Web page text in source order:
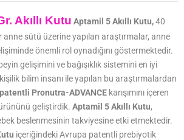
Akıllı Kutu Aptamil 5 Akıllı Kutu,40
anne sütü üzerine yapılan araştırmalar, anne
önemli rol oynadığını göstermektedir.
gelişimini ve bağışıklık sistemini en iyi
bilim insanı ile yapılan bu araştırmalardan
Pronutra-ADVANCE karışımını içeren
geliştirdik. Aptamil 5 Akıllı Kutu,
beslenmesinin takviyesine etki etmektedir.
içeriğindeki Avrupa patentli prebiyotik